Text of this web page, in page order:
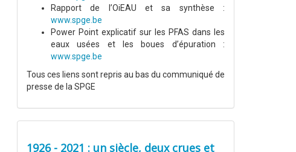
Rapport de l’OiEAU et sa synthèse :
www.spge.be
Power Point explicatif sur les PFAS dans les
eaux usées et les boues d’épuration :
www.spge.be
Tous ces liens sont repris au bas du communiqué de
presse de la SPGE
1926 - 2021 : un siècle, deux crues et